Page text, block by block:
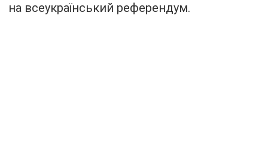
на всеукраїнський референдум.